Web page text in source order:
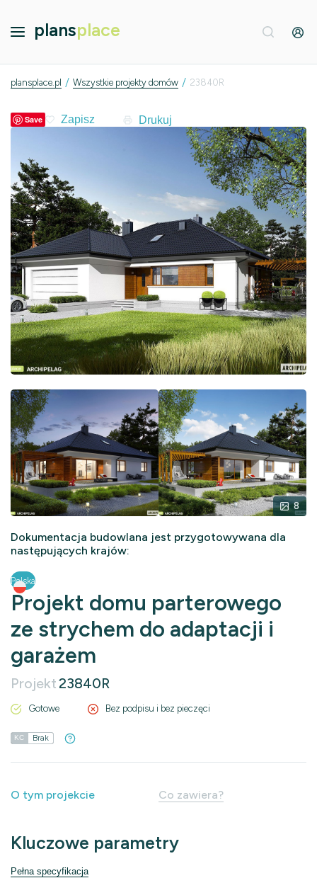
plansplace
plansplace.pl / Wszystkie projekty domów / 23840R
Save Drukuj
8
Dokumentacja budowlana jest przygotowywana dla
następujących krajów:
Polska
Projekt domu parterowego
ze strychem do adaptacji i
garażem
Projekt23840R
Gotowe Bez podpisu i bez pieczęci
KC Brak
O tym projekcie Co zawiera?
Kluczowe parametry
Pełna specyfikacja